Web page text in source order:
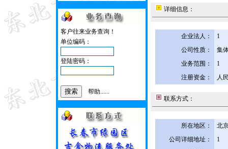
客户往来业务查询！
单位编码：
登陆密码：
帮助......
详细信息：
企业法人：
1
公司性质：
集
业务范围：
1
注册资金：
人
联系方式：
所在地区：
北
公司详细地址：
1